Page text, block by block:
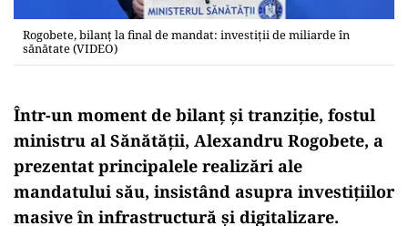
Rogobete, bilanț la final de mandat: investiții de miliarde în
sănătate (VIDEO)
Într-un moment de bilanț și tranziție, fostul
ministru al Sănătății, Alexandru Rogobete, a
prezentat principalele realizări ale
mandatului său, insistând asupra investițiilor
masive în infrastructură și digitalizare.